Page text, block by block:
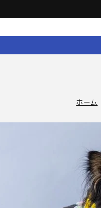
ホーム